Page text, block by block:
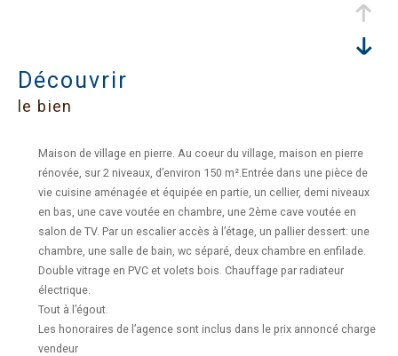
découvrir
le bien
Maison de village en pierre. Au coeur du village, maison en pierre
rénovée, sur 2 niveaux, d’environ 150 m².Entrée dans une pièce de
vie cuisine aménagée et équipée en partie, un cellier, demi niveaux
en bas, une cave voutée en chambre, une 2ème cave voutée en
salon de TV. Par un escalier accès à l’étage, un pallier dessert: une
chambre, une salle de bain, wc séparé, deux chambre en enfilade.
Double vitrage en PVC et volets bois. Chauffage par radiateur
électrique.
Tout à l’égout.
Les honoraires de l’agence sont inclus dans le prix annoncé charge
vendeur